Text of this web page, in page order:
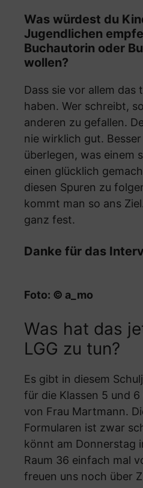
Was würdest du
Jugendlichen
Buchautorin oder
wollen?
Dass sie vor allem das
haben. Wer schreibt,
anderen zu gefallen.
nie wirklich gut.
überlegen, was einem
einen glücklich
diesen Spuren zu
kommt man so ans
ganz fest.
Danke für das
Foto: © a_mo
Was hat das
LGG zu tun?
Es gibt in diesem
für die Klassen 5 und
von Frau Martmann.
Formularen ist zwar
könnt am Donnerstag
Raum 36 einfach mal
freuen uns noch über